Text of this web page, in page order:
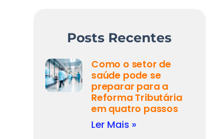
Posts Recentes
Como o setor de
saúde pode se
preparar para a
Reforma Tributária
em quatro passos
Ler Mais »